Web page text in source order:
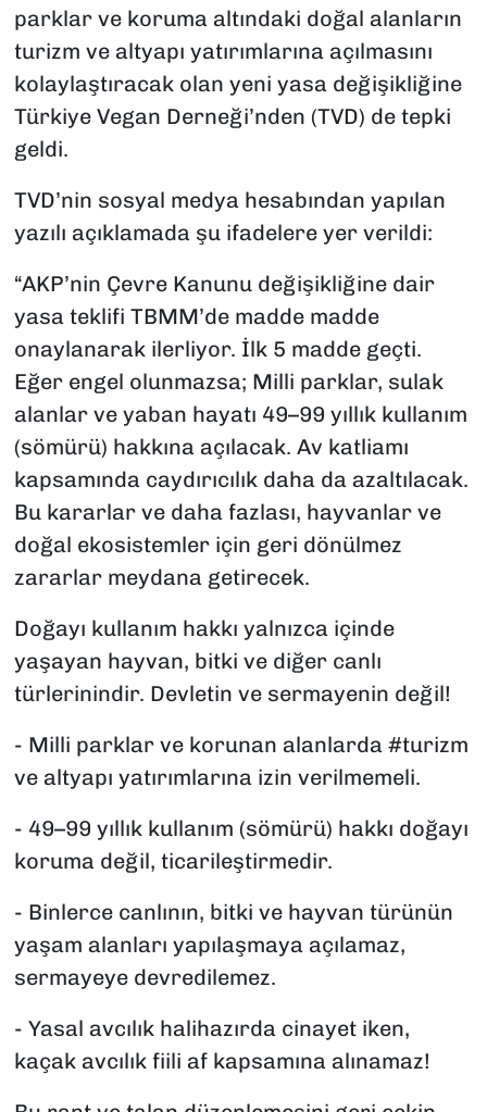
parklar ve koruma altındaki doğal alanların
turizm ve altyapı yatırımlarına açılmasını
kolaylaştıracak olan yeni yasa değişikliğine
Türkiye Vegan Derneği’nden (TVD) de tepki
geldi.
TVD’nin sosyal medya hesabından yapılan
yazılı açıklamada şu ifadelere yer verildi:
“AKP’nin Çevre Kanunu değişikliğine dair
yasa teklifi TBMM’de madde madde
onaylanarak ilerliyor. İlk 5 madde geçti.
Eğer engel olunmazsa; Milli parklar, sulak
alanlar ve yaban hayatı 49–99 yıllık kullanım
(sömürü) hakkına açılacak. Av katliamı
kapsamında caydırıcılık daha da azaltılacak.
Bu kararlar ve daha fazlası, hayvanlar ve
doğal ekosistemler için geri dönülmez
zararlar meydana getirecek.
Doğayı kullanım hakkı yalnızca içinde
yaşayan hayvan, bitki ve diğer canlı
türlerinindir. Devletin ve sermayenin değil!
- Milli parklar ve korunan alanlarda #turizm
ve altyapı yatırımlarına izin verilmemeli.
- 49–99 yıllık kullanım (sömürü) hakkı doğayı
koruma değil, ticarileştirmedir.
- Binlerce canlının, bitki ve hayvan türünün
yaşam alanları yapılaşmaya açılamaz,
sermayeye devredilemez.
- Yasal avcılık halihazırda cinayet iken,
kaçak avcılık fiili af kapsamına alınamaz!